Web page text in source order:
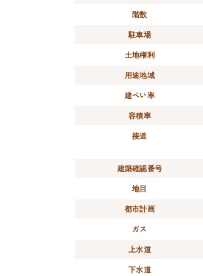
階数
駐車場
土地権利
用途地域
建ぺい率
容積率
接道
建築確認番号
地目
都市計画
ガス
上水道
下水道